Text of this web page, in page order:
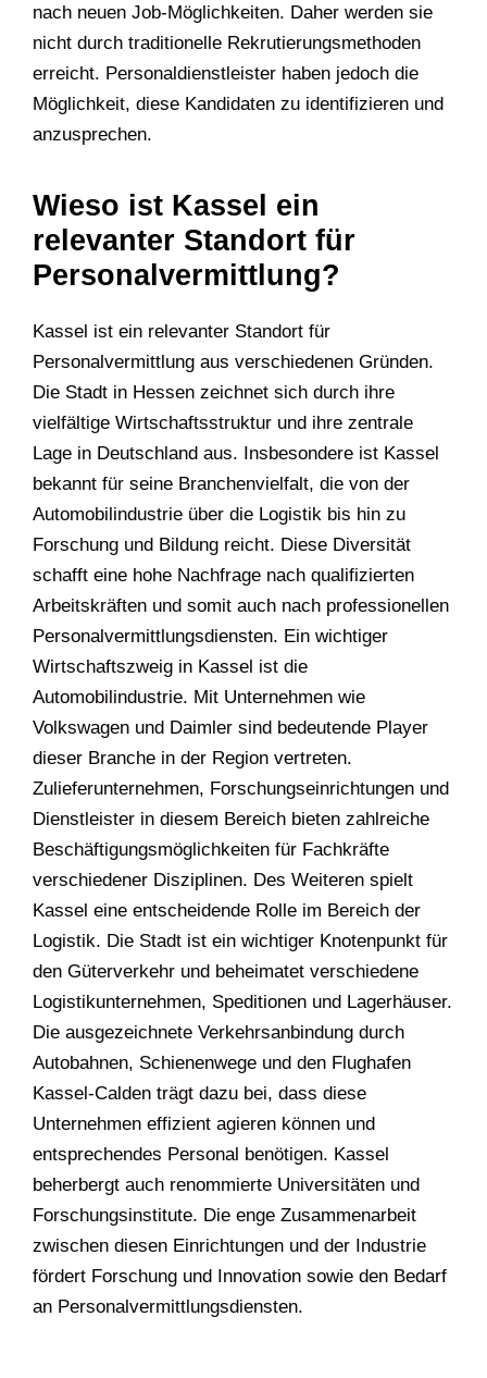
nach neuen Job-Möglichkeiten. Daher werden sie
nicht durch traditionelle Rekrutierungsmethoden
erreicht. Personaldienstleister haben jedoch die
Möglichkeit, diese Kandidaten zu identifizieren und
anzusprechen.
Wieso ist Kassel ein
relevanter Standort für
Personalvermittlung?
Kassel ist ein relevanter Standort für
Personalvermittlung aus verschiedenen Gründen.
Die Stadt in Hessen zeichnet sich durch ihre
vielfältige Wirtschaftsstruktur und ihre zentrale
Lage in Deutschland aus. Insbesondere ist Kassel
bekannt für seine Branchenvielfalt, die von der
Automobilindustrie über die Logistik bis hin zu
Forschung und Bildung reicht. Diese Diversität
schafft eine hohe Nachfrage nach qualifizierten
Arbeitskräften und somit auch nach professionellen
Personalvermittlungsdiensten. Ein wichtiger
Wirtschaftszweig in Kassel ist die
Automobilindustrie. Mit Unternehmen wie
Volkswagen und Daimler sind bedeutende Player
dieser Branche in der Region vertreten.
Zulieferunternehmen, Forschungseinrichtungen und
Dienstleister in diesem Bereich bieten zahlreiche
Beschäftigungsmöglichkeiten für Fachkräfte
verschiedener Disziplinen. Des Weiteren spielt
Kassel eine entscheidende Rolle im Bereich der
Logistik. Die Stadt ist ein wichtiger Knotenpunkt für
den Güterverkehr und beheimatet verschiedene
Logistikunternehmen, Speditionen und Lagerhäuser.
Die ausgezeichnete Verkehrsanbindung durch
Autobahnen, Schienenwege und den Flughafen
Kassel-Calden trägt dazu bei, dass diese
Unternehmen effizient agieren können und
entsprechendes Personal benötigen. Kassel
beherbergt auch renommierte Universitäten und
Forschungsinstitute. Die enge Zusammenarbeit
zwischen diesen Einrichtungen und der Industrie
fördert Forschung und Innovation sowie den Bedarf
an Personalvermittlungsdiensten.